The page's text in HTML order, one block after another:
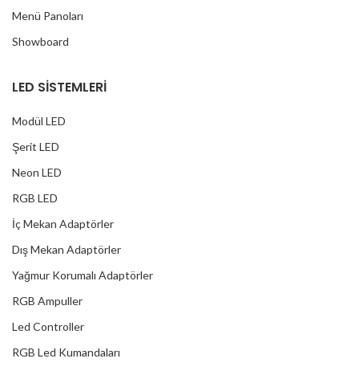
Menü Panoları
Showboard
LED SİSTEMLERİ
Modül LED
Şerit LED
Neon LED
RGB LED
İç Mekan Adaptörler
Dış Mekan Adaptörler
Yağmur Korumalı Adaptörler
RGB Ampuller
Led Controller
RGB Led Kumandaları